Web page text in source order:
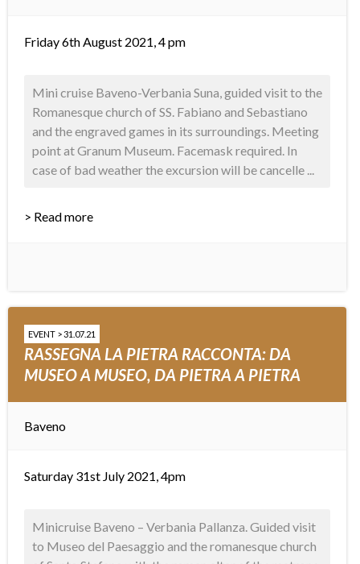
Friday 6th August 2021, 4 pm
Mini cruise Baveno-Verbania Suna, guided visit to the
Romanesque church of SS. Fabiano and Sebastiano
and the engraved games in its surroundings. Meeting
point at Granum Museum. Facemask required. In
case of bad weather the excursion will be cancelle ...
> Read more
EVENT > 31.07.21
RASSEGNA LA PIETRA RACCONTA: DA
MUSEO A MUSEO, DA PIETRA A PIETRA
Baveno
Saturday 31st July 2021, 4pm
Minicruise Baveno – Verbania Pallanza. Guided visit
to Museo del Paesaggio and the romanesque church